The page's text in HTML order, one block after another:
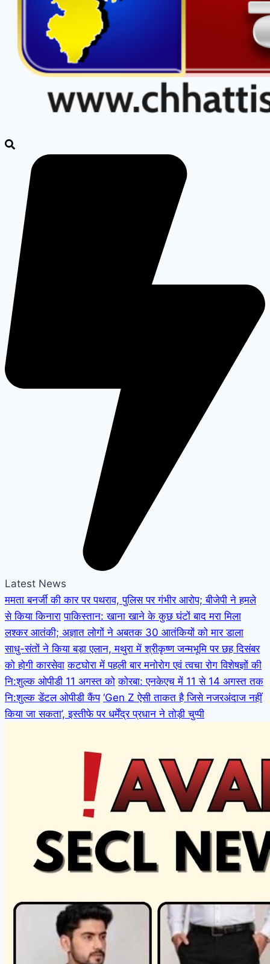
Latest News
ममता बनर्जी की कार पर पथराव, पुलिस पर गंभीर आरोप; बीजेपी ने हमले
से किया किनारा पाकिस्तान: खाना खाने के कुछ घंटों बाद मरा मिला
लश्कर आतंकी; अज्ञात लोगों ने अबतक 30 आतंकियों को मार डाला
साधु-संतों ने किया बड़ा एलान, मथुरा में श्रीकृष्ण जन्मभूमि पर छह दिसंबर
को होगी कारसेवा कटघोरा में पहली बार मनोरोग एवं त्वचा रोग विशेषज्ञों की
नि:शुल्क ओपीडी 11 अगस्त को कोरबा: एनकेएच में 11 से 14 अगस्त तक
नि:शुल्क डेंटल ओपीडी कैंप ‘Gen Z ऐसी ताकत है जिसे नजरअंदाज नहीं
किया जा सकता’, इस्तीफे पर धर्मेंद्र प्रधान ने तोड़ी चुप्पी